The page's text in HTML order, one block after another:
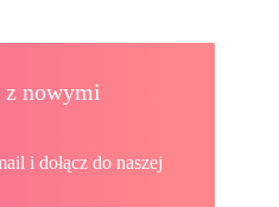
z nowymi
i dołącz do naszej